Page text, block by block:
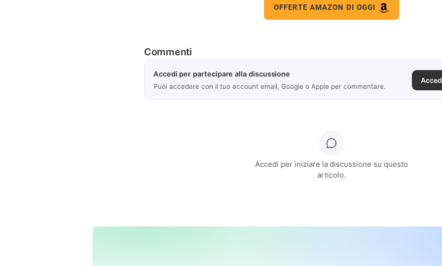
OFFERTE AMAZON DI OGGI
Commenti
Accedi per partecipare alla discussione
Puoi accedere con il tuo account email, Google o Apple per commentare.
Accedi per iniziare la discussione su questo
articolo.